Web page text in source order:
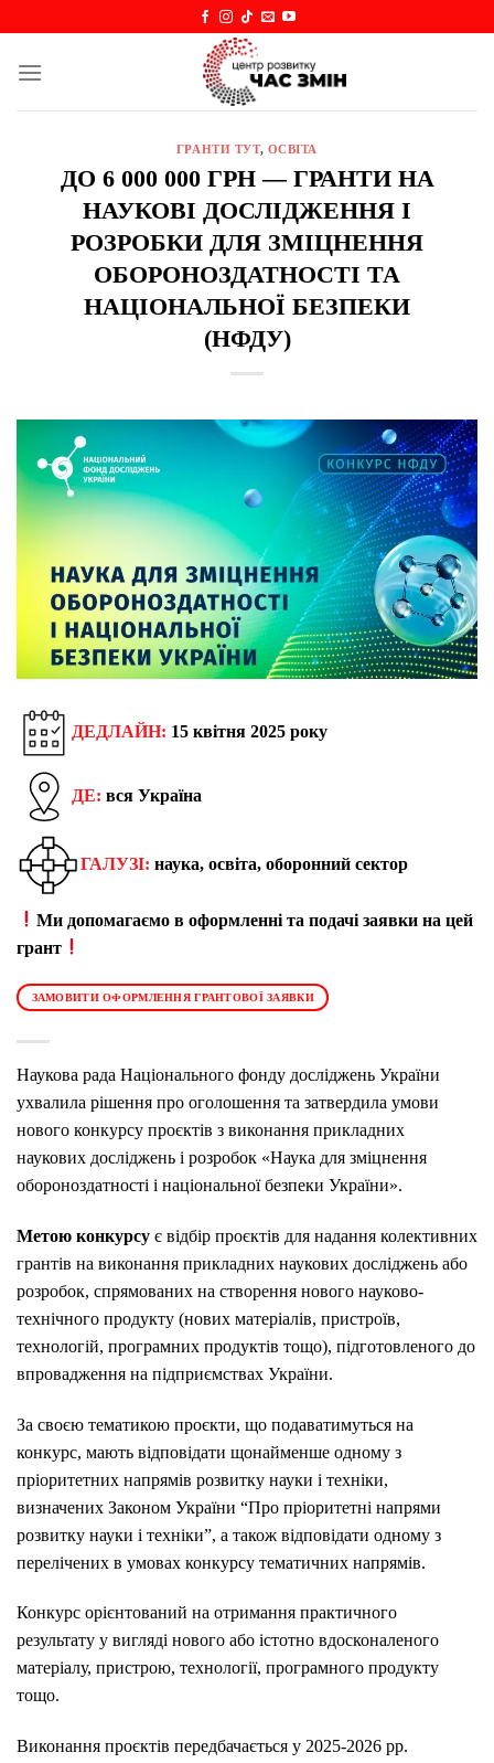
content
ГРАНТИ ТУТ, ОСВІТА
ДО 6 000 000 ГРН — ГРАНТИ НА
НАУКОВІ ДОСЛІДЖЕННЯ І
РОЗРОБКИ ДЛЯ ЗМІЦНЕННЯ
ОБОРОНОЗДАТНОСТІ ТА
НАЦІОНАЛЬНОЇ БЕЗПЕКИ
(НФДУ)
ДЕДЛАЙН: 15 квітня 2025 року
ДЕ: вся Україна
ГАЛУЗІ: наука, освіта, оборонний сектор
Ми допомагаємо в оформленні та подачі заявки на цей
грант
ЗАМОВИТИ ОФОРМЛЕННЯ ГРАНТОВОЇ ЗАЯВКИ
Наукова рада Національного фонду досліджень України
ухвалила рішення про оголошення та затвердила умови
нового конкурсу проєктів з виконання прикладних
наукових досліджень і розробок «Наука для зміцнення
обороноздатності і національної безпеки України».
Метою конкурсу є відбір проєктів для надання колективних
грантів на виконання прикладних наукових досліджень або
розробок, спрямованих на створення нового науково-
технічного продукту (нових матеріалів, пристроїв,
технологій, програмних продуктів тощо), підготовленого до
впровадження на підприємствах України.
За своєю тематикою проєкти, що подаватимуться на
конкурс, мають відповідати щонайменше одному з
пріоритетних напрямів розвитку науки і техніки,
визначених Законом України “Про пріоритетні напрями
розвитку науки і техніки”, а також відповідати одному з
перелічених в умовах конкурсу тематичних напрямів.
Конкурс орієнтований на отримання практичного
результату у вигляді нового або істотно вдосконаленого
матеріалу, пристрою, технології, програмного продукту
тощо.
Виконання проєктів передбачається у 2025-2026 рр.